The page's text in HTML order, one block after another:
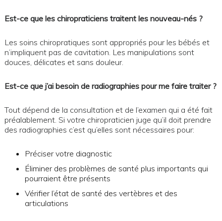
Est-ce que les chiropraticiens traitent les nouveau-nés ?
Les soins chiropratiques sont appropriés pour les bébés et
n’impliquent pas de cavitation. Les manipulations sont
douces, délicates et sans douleur.
Est-ce que j’ai besoin de radiographies pour me faire traiter ?
Tout dépend de la consultation et de l’examen qui a été fait
préalablement. Si votre chiropraticien juge qu’il doit prendre
des radiographies c’est qu’elles sont nécessaires pour:
Préciser votre diagnostic
Éliminer des problèmes de santé plus importants qui
pourraient être présents
Vérifier l’état de santé des vertèbres et des
articulations